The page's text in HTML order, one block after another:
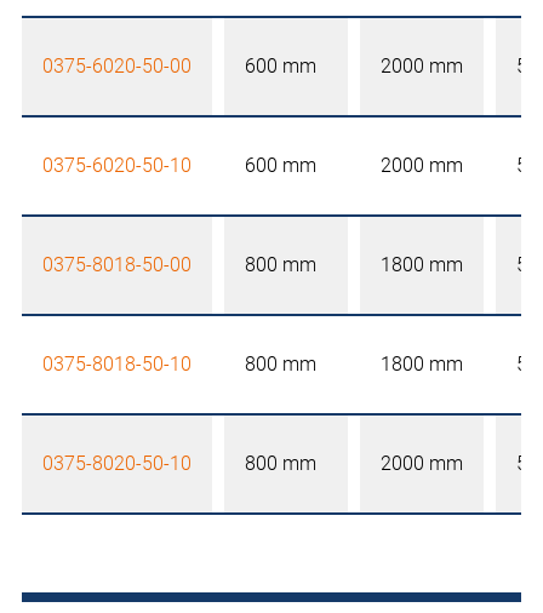
0375-6020-50-00 600 mm 2000 mm
0375-6020-50-10 600 mm 2000 mm
0375-8018-50-00 800 mm 1800 mm
0375-8018-50-10 800 mm 1800 mm
0375-8020-50-10 800 mm 2000 mm